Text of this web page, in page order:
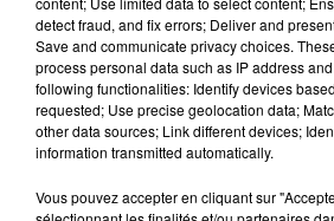
POURQUOI LA CIRCULATION
TOUTE LA JOURNÉE SUR
detect fraud, and fix errors; Deliver and
Save and communicate privacy choices.
process personal data such as IP address
following functionalities: Identify devices
requested; Use precise geolocation data;
other data sources; Link different devices;
information transmitted automatically.
Vous pouvez accepter en cliquant sur